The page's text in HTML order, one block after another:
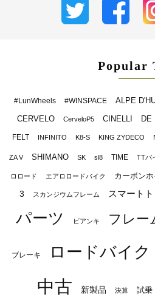
Popular
#LunWheels #WINSPACE ALPE
CERVELO CerveloP5 CINELLI DE
FELT INFINITO K8-S KING ZYDECO
ZA V SHIMANO SK sl8 TIME TTバ
ロロード エアロロードバイク カーボン
3
スカンジウムフレーム スマート
パーツ ビアンキ フレー
ブレーキ ロードバイク
中古
新製品 決算 試乗